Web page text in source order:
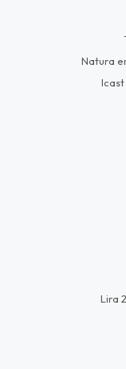
Natura
Lira